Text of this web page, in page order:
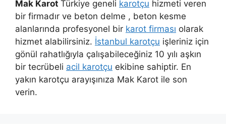
Mak Karot Türkiye geneli karotçu hizmeti veren
bir firmadır ve beton delme , beton kesme
alanlarında profesyonel bir karot firması olarak
hizmet alabilirsiniz. İstanbul karotçu işleriniz için
gönül rahatlığıyla çalışabileceğiniz 10 yılı aşkın
bir tecrübeli acil karotçu ekibine sahiptir. En
yakın karotçu arayışınıza Mak Karot ile son
verin.